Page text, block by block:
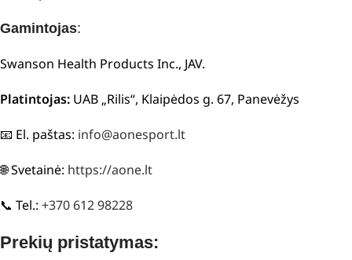
Gamintojas:
Swanson Health Products Inc., JAV.
Platintojas: UAB „Rilis“, Klaipėdos g. 67, Panevėžys
📧 El. paštas: info@aonesport.lt
🌐 Svetainė: https://aone.lt
📞 Tel.: +370 612 98228
Prekių pristatymas: